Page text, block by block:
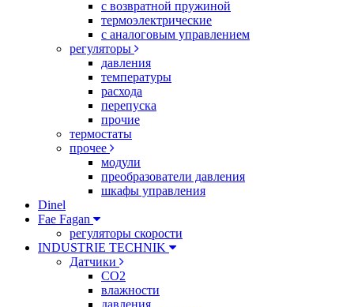
с возвратной пружиной
термоэлектрические
с аналоговым управлением
регуляторы
давления
температуры
расхода
перепуска
прочие
термостаты
прочее
модули
преобразователи давления
шкафы управления
Dinel
Fae Fagan
регуляторы скорости
INDUSTRIE TECHNIK
Датчики
CO2
влажности
давления